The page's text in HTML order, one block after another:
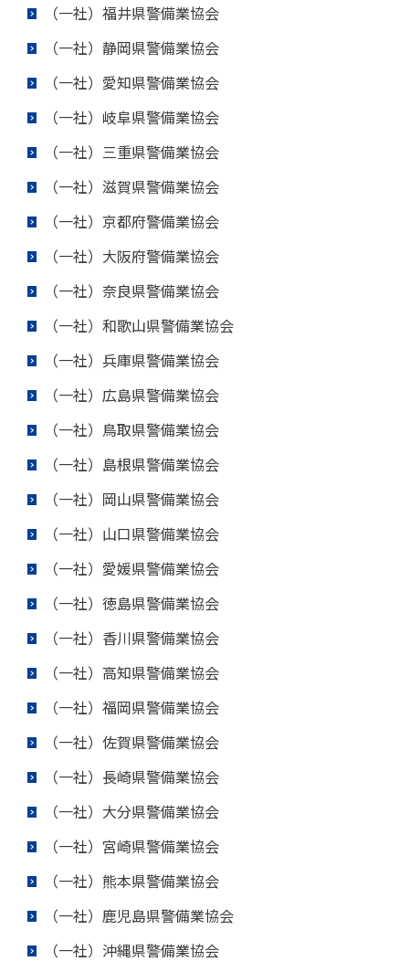
（一社）福井県警備業協会
（一社）静岡県警備業協会
（一社）愛知県警備業協会
（一社）岐阜県警備業協会
（一社）三重県警備業協会
（一社）滋賀県警備業協会
（一社）京都府警備業協会
（一社）大阪府警備業協会
（一社）奈良県警備業協会
（一社）和歌山県警備業協会
（一社）兵庫県警備業協会
（一社）広島県警備業協会
（一社）鳥取県警備業協会
（一社）島根県警備業協会
（一社）岡山県警備業協会
（一社）山口県警備業協会
（一社）愛媛県警備業協会
（一社）徳島県警備業協会
（一社）香川県警備業協会
（一社）高知県警備業協会
（一社）福岡県警備業協会
（一社）佐賀県警備業協会
（一社）長崎県警備業協会
（一社）大分県警備業協会
（一社）宮崎県警備業協会
（一社）熊本県警備業協会
（一社）鹿児島県警備業協会
（一社）沖縄県警備業協会